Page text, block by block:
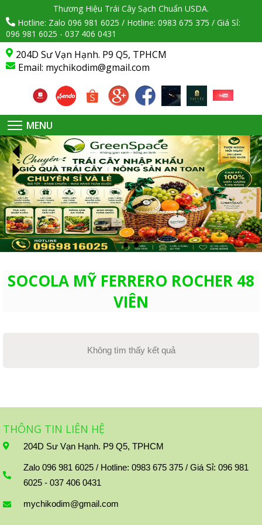
Thương Hiệu Trái Cây Sạch Chuẩn USDA.
Hotline: Zalo 096 981 6025 / Hotline: 0983 675 375 / Giá Sỉ:
096 981 6025 - 037 406 0431
204D Sư Vạn Hạnh. P9 Q5, TPHCM
Email: mychikodim@gmail.com
MENU
SOCOLA MỸ FERRERO ROCHER 48
VIÊN
Không tìm thấy kết quả
THÔNG TIN LIÊN HỆ
204D Sư Vạn Hạnh. P9 Q5, TPHCM
Zalo 096 981 6025 / Hotline: 0983 675 375 / Giá Sỉ: 096 981
6025 - 037 406 0431
mychikodim@gmail.com